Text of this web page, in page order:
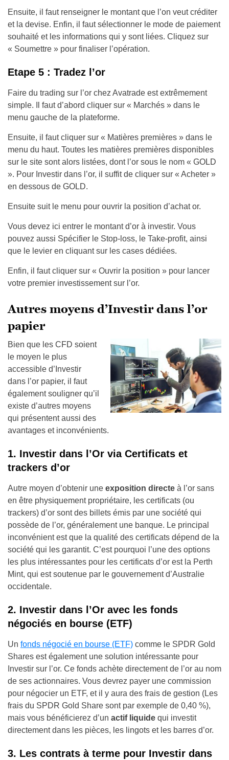
Ensuite, il faut renseigner le montant que l’on veut créditer
et la devise. Enfin, il faut sélectionner le mode de paiement
souhaité et les informations qui y sont liées. Cliquez sur
« Soumettre » pour finaliser l’opération.
Etape 5 : Tradez l’or
Faire du trading sur l’or chez Avatrade est extrêmement
simple. Il faut d’abord cliquer sur « Marchés » dans le
menu gauche de la plateforme.
Ensuite, il faut cliquer sur « Matières premières » dans le
menu du haut. Toutes les matières premières disponibles
sur le site sont alors listées, dont l’or sous le nom « GOLD
». Pour Investir dans l’or, il suffit de cliquer sur « Acheter »
en dessous de GOLD.
Ensuite suit le menu pour ouvrir la position d’achat or.
Vous devez ici entrer le montant d’or à investir. Vous
pouvez aussi Spécifier le Stop-loss, le Take-profit, ainsi
que le levier en cliquant sur les cases dédiées.
Enfin, il faut cliquer sur « Ouvrir la position » pour lancer
votre premier investissement sur l’or.
Autres moyens d’Investir dans l’or
papier
Bien que les CFD soient
le moyen le plus
accessible d’Investir
dans l’or papier, il faut
également souligner qu’il
existe d’autres moyens
qui présentent aussi des
avantages et inconvénients.
1. Investir dans l’Or via Certificats et
trackers d’or
Autre moyen d’obtenir une exposition directe à l’or sans
en être physiquement propriétaire, les certificats (ou
trackers) d’or sont des billets émis par une société qui
possède de l’or, généralement une banque. Le principal
inconvénient est que la qualité des certificats dépend de la
société qui les garantit. C’est pourquoi l’une des options
les plus intéressantes pour les certificats d’or est la Perth
Mint, qui est soutenue par le gouvernement d’Australie
occidentale.
2. Investir dans l’Or avec les fonds
négociés en bourse (ETF)
Un fonds négocié en bourse (ETF) comme le SPDR Gold
Shares est également une solution intéressante pour
Investir sur l’or. Ce fonds achète directement de l’or au nom
de ses actionnaires. Vous devrez payer une commission
pour négocier un ETF, et il y aura des frais de gestion (Les
frais du SPDR Gold Share sont par exemple de 0,40 %),
mais vous bénéficierez d’un actif liquide qui investit
directement dans les pièces, les lingots et les barres d’or.
3. Les contrats à terme pour Investir dans